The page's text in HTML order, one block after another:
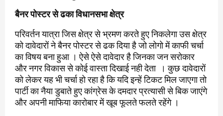
बैनर पोस्टर से ढका विधानसभा क्षेत्र
परिवर्तन यात्रा जिस क्षेत्र से भ्रमण करते हुए निकलेगा उस क्षेत्र
को दावेदारों ने बैनर पोस्टर से ढक दिया है जो लोगो में काफी चर्चा
का विषय बना हुआ । ऐसे ऐसे दावेदार है जिनका जन सरोकार
और नगर विकास से कोई वास्ता दिखाई नही देता । कुछ दावेदारों
को लेकर यह भी चर्चा हो रहा है कि यदि इन्हें टिकट मिल जाएगा तो
पार्टी का नैया डुबाते हुए कांग्रेस के दमदार प्रत्यासी से बिक जाएंगे
और अपनी माफिया कारोबार में खूब फूलते फलते रहेंगे ।